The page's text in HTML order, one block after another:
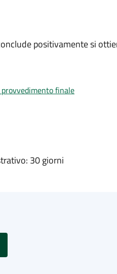
positivamente si
finale
30 giorni